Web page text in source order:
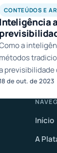
CONTEÚDOS E
Inteligência
a
métodos
previsibilidade
negócio.
de out. de 2023
Início
A